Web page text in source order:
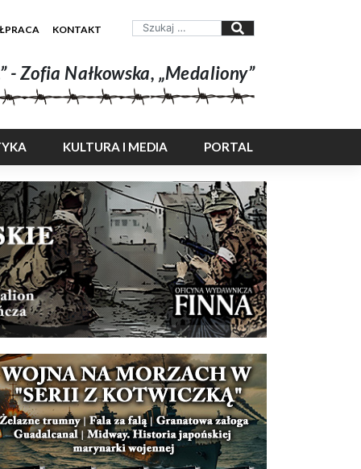
KONTAKT
Zofia Nałkowska, „Medaliony”
KULTURA I MEDIA PORTAL